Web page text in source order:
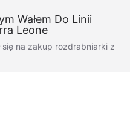
Wałem Do Linii
Leone
się na zakup rozdrabniarki z